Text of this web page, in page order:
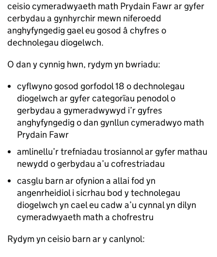
ceisio cymeradwyaeth math Prydain Fawr ar gyfer
cerbydau a gynhyrchir mewn niferoedd
anghyfyngedig gael eu gosod â chyfres o
dechnolegau diogelwch.
O dan y cynnig hwn, rydym yn bwriadu:
cyflwyno gosod gorfodol 18 o dechnolegau
diogelwch ar gyfer categorïau penodol o
gerbydau a gymeradwywyd i’r gyfres
anghyfyngedig o dan gynllun cymeradwyo math
Prydain Fawr
amlinellu’r trefniadau trosiannol ar gyfer mathau
newydd o gerbydau a’u cofrestriadau
casglu barn ar ofynion a allai fod yn
angenrheidiol i sicrhau bod y technolegau
diogelwch yn cael eu cadw a’u cynnal yn dilyn
cymeradwyaeth math a chofrestru
Rydym yn ceisio barn ar y canlynol: